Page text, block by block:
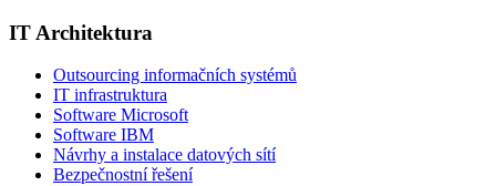
IT Architektura
Outsourcing informačních systémů
IT infrastruktura
Software Microsoft
Software IBM
Návrhy a instalace datových sítí
Bezpečnostní řešení